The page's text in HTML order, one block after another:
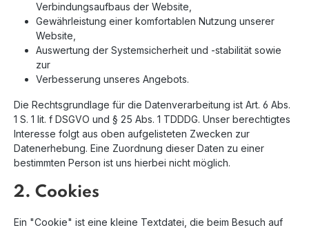
Verbindungsaufbaus der Website,
Gewährleistung einer komfortablen Nutzung unserer
Website,
Auswertung der Systemsicherheit und -stabilität sowie
zur
Verbesserung unseres Angebots.
Die Rechtsgrundlage für die Datenverarbeitung ist Art. 6 Abs.
1 S. 1 lit. f DSGVO und § 25 Abs. 1 TDDDG. Unser berechtigtes
Interesse folgt aus oben aufgelisteten Zwecken zur
Datenerhebung. Eine Zuordnung dieser Daten zu einer
bestimmten Person ist uns hierbei nicht möglich.
2. Cookies
Ein "Cookie" ist eine kleine Textdatei, die beim Besuch auf